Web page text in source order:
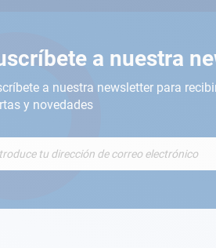
a nuestra
a nuestra newsletter para
y novedades